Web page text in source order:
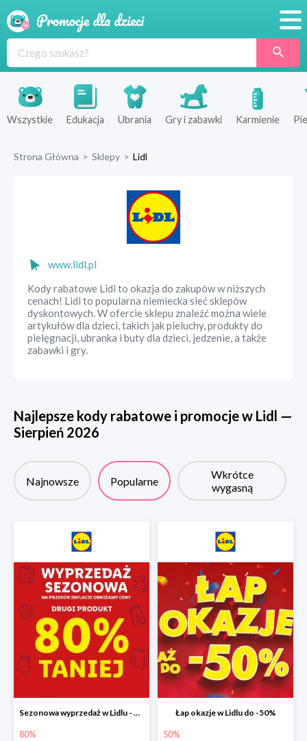
Produkty
Sklepy
Wszystkie Edukacja Ubrania Gry i zabawki Karmienie
Strona Główna > Sklepy > Lidl
www.lidl.pl
Kody rabatowe Lidl to okazja do zakupów w niższych
cenach! Lidl to popularna niemiecka sieć sklepów
dyskontowych. W ofercie sklepu znaleźć można wiele
artykułów dla dzieci, takich jak pieluchy, produkty do
pielęgnacji, ubranka i buty dla dzieci, jedzenie, a także
zabawki i gry.
Najlepsze kody rabatowe i promocje w Lidl —
Sierpień 2026
Najnowsze Popularne
Wkrótce
wygasną
Sezonowa wyprzedaż w Lidlu - drugi produkt -80%
80%
Łap okazje w Lidlu do -50%
50%